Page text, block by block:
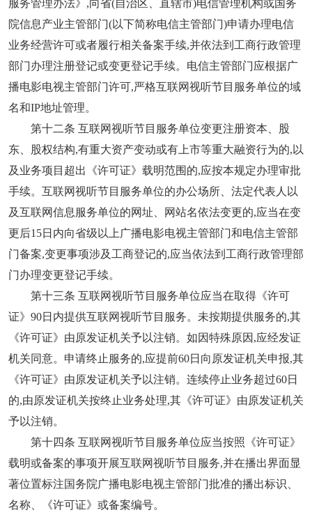
服务管理办法》,向省(自治区、直辖市)电信管理机构或国务
院信息产业主管部门(以下简称电信主管部门)申请办理电信
业务经营许可或者履行相关备案手续,并依法到工商行政管理
部门办理注册登记或变更登记手续。电信主管部门应根据广
播电影电视主管部门许可,严格互联网视听节目服务单位的域
名和IP地址管理。
第十二条 互联网视听节目服务单位变更注册资本、股
东、股权结构,有重大资产变动或有上市等重大融资行为的,以
及业务项目超出《许可证》载明范围的,应按本规定办理审批
手续。互联网视听节目服务单位的办公场所、法定代表人以
及互联网信息服务单位的网址、网站名依法变更的,应当在变
更后15日内向省级以上广播电影电视主管部门和电信主管部
门备案,变更事项涉及工商登记的,应当依法到工商行政管理部
门办理变更登记手续。
第十三条 互联网视听节目服务单位应当在取得《许可
证》90日内提供互联网视听节目服务。未按期提供服务的,其
《许可证》由原发证机关予以注销。如因特殊原因,应经发证
机关同意。申请终止服务的,应提前60日向原发证机关申报,其
《许可证》由原发证机关予以注销。连续停止业务超过60日
的,由原发证机关按终止业务处理,其《许可证》由原发证机关
予以注销。
第十四条 互联网视听节目服务单位应当按照《许可证》
载明或备案的事项开展互联网视听节目服务,并在播出界面显
著位置标注国务院广播电影电视主管部门批准的播出标识、
名称、《许可证》或备案编号。